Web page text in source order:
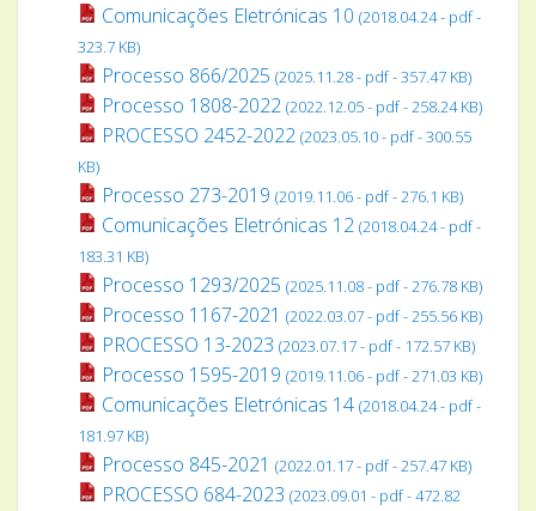
Comunicações Eletrónicas 10 (2018.04.24 - pdf -
323.7 KB)
Processo 866/2025 (2025.11.28 - pdf - 357.47 KB)
Processo 1808-2022 (2022.12.05 - pdf - 258.24 KB)
PROCESSO 2452-2022 (2023.05.10 - pdf - 300.55
KB)
Processo 273-2019 (2019.11.06 - pdf - 276.1 KB)
Comunicações Eletrónicas 12 (2018.04.24 - pdf -
183.31 KB)
Processo 1293/2025 (2025.11.08 - pdf - 276.78 KB)
Processo 1167-2021 (2022.03.07 - pdf - 255.56 KB)
PROCESSO 13-2023 (2023.07.17 - pdf - 172.57 KB)
Processo 1595-2019 (2019.11.06 - pdf - 271.03 KB)
Comunicações Eletrónicas 14 (2018.04.24 - pdf -
181.97 KB)
Processo 845-2021 (2022.01.17 - pdf - 257.47 KB)
PROCESSO 684-2023 (2023.09.01 - pdf - 472.82